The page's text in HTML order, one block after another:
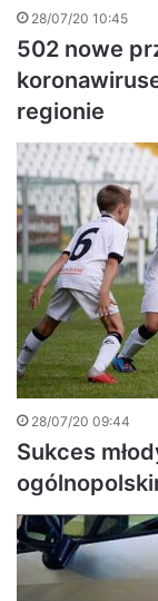
28/07/20 10:45
502 nowe
regionie
28/07/20 09:44
Sukces